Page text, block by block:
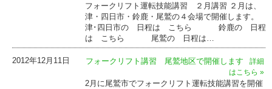
フォークリフト運転技能講習 ２月講習 ２月は、
津・四日市・鈴鹿・尾鷲の４会場で開催します。
津･四日市の 日程は こちら 鈴鹿の 日程
は こちら 尾鷲の 日程は…
2012年12月11日 フォークリフト講習 尾鷲地区で開催します
詳細
はこちら »
2月に尾鷲市でフォークリフト運転技能講習を開催